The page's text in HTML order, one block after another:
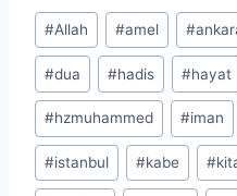
Post
Tags:
#Allah #amel #
#dua #hadis #hayat
#hzmuhammed #iman
#istanbul #kabe #